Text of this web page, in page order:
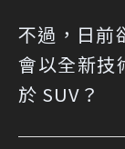
不過，日前
會以全新技
於 SUV？